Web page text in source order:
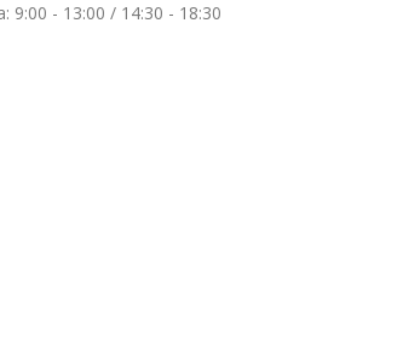
9:00 - 13:00 / 14:30 - 18:30